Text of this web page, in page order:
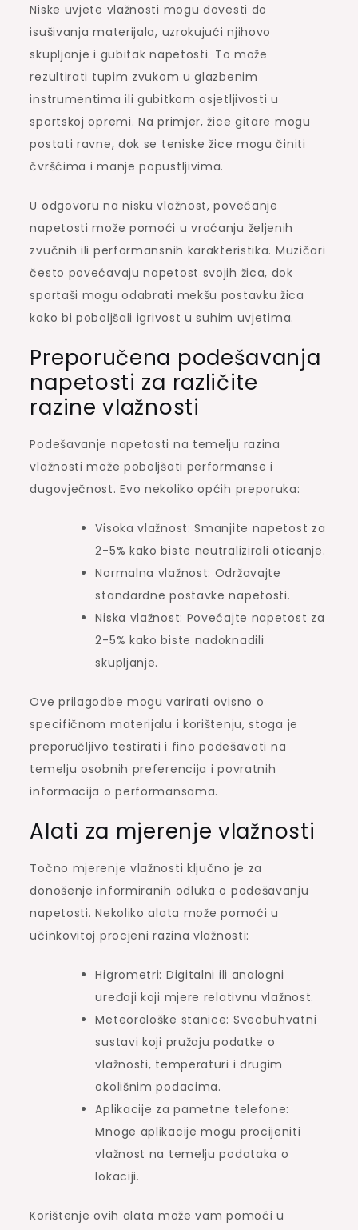
Niske uvjete vlažnosti mogu dovesti do
isušivanja materijala, uzrokujući njihovo
skupljanje i gubitak napetosti. To može
rezultirati tupim zvukom u glazbenim
instrumentima ili gubitkom osjetljivosti u
sportskoj opremi. Na primjer, žice gitare mogu
postati ravne, dok se teniske žice mogu činiti
čvršćima i manje popustljivima.
U odgovoru na nisku vlažnost, povećanje
napetosti može pomoći u vraćanju željenih
zvučnih ili performansnih karakteristika. Muzičari
često povećavaju napetost svojih žica, dok
sportaši mogu odabrati mekšu postavku žica
kako bi poboljšali igrivost u suhim uvjetima.
Preporučena podešavanja
napetosti za različite
razine vlažnosti
Podešavanje napetosti na temelju razina
vlažnosti može poboljšati performanse i
dugovječnost. Evo nekoliko općih preporuka:
Visoka vlažnost: Smanjite napetost za
2-5% kako biste neutralizirali oticanje.
Normalna vlažnost: Održavajte
standardne postavke napetosti.
Niska vlažnost: Povećajte napetost za
2-5% kako biste nadoknadili
skupljanje.
Ove prilagodbe mogu varirati ovisno o
specifičnom materijalu i korištenju, stoga je
preporučljivo testirati i fino podešavati na
temelju osobnih preferencija i povratnih
informacija o performansama.
Alati za mjerenje vlažnosti
Točno mjerenje vlažnosti ključno je za
donošenje informiranih odluka o podešavanju
napetosti. Nekoliko alata može pomoći u
učinkovitoj procjeni razina vlažnosti:
Higrometri: Digitalni ili analogni
uređaji koji mjere relativnu vlažnost.
Meteorološke stanice: Sveobuhvatni
sustavi koji pružaju podatke o
vlažnosti, temperaturi i drugim
okolišnim podacima.
Aplikacije za pametne telefone:
Mnoge aplikacije mogu procijeniti
vlažnost na temelju podataka o
lokaciji.
Korištenje ovih alata može vam pomoći u